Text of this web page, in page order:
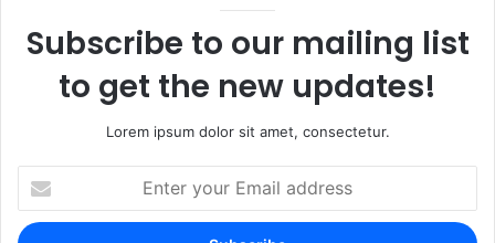
Subscribe to our mailing list
to get the new updates!
Lorem ipsum dolor sit amet, consectetur.